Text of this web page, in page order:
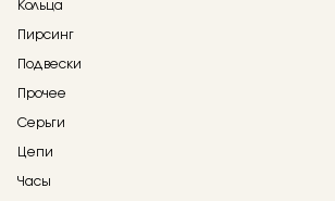
Кольца
Пирсинг
Подвески
Прочее
Серьги
Цепи
Часы